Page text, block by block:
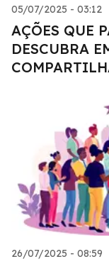
05/07/2025 - 03:12
AÇÕES QUE
DESCUBRA
26/07/2025 - 08:59